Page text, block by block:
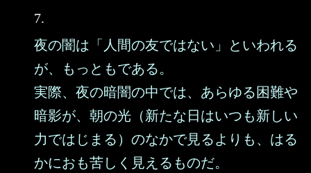
7.
夜の闇は「人間の友ではない」といわれる
が、もっともである。
実際、夜の暗闇の中では、あらゆる困難や
暗影が、朝の光（新たな日はいつも新しい
力ではじまる）のなかで見るよりも、はる
かにおも苦しく見えるものだ。